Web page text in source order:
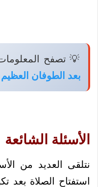
💡 تصفح
بعد الطوفان العظيم
الأسئلة الشائعة
نتلقى العديد من
استفتاح الصلاة بعد